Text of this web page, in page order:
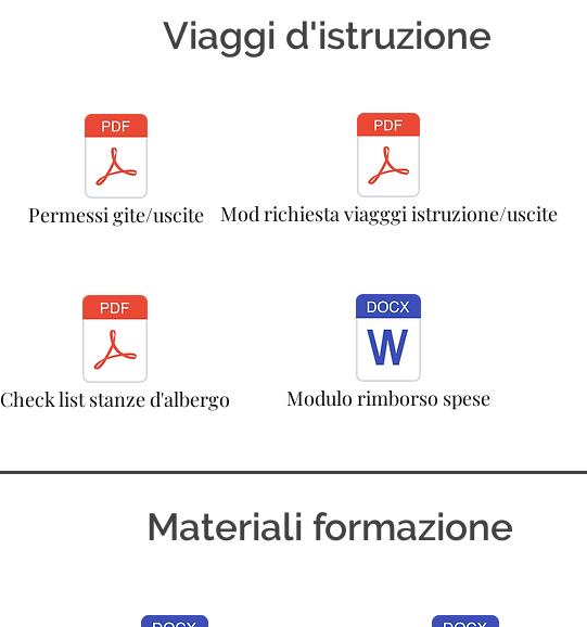
Viaggi d'istruzione
Permessi gite/uscite Mod richiesta viagggi istruzione/uscite
Check list stanze d'albergo Modulo rimborso spese
Materiali formazione